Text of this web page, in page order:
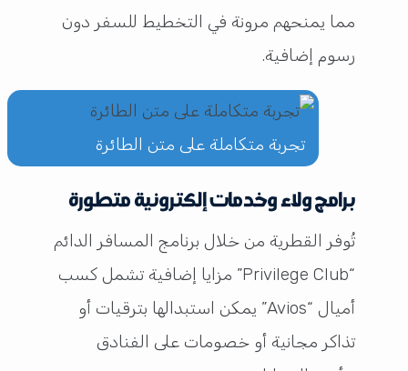
مما يمنحهم مرونة في التخطيط للسفر دون
رسوم إضافية.
تجربة متكاملة على متن الطائرة
برامج ولاء وخدمات إلكترونية متطورة
تُوفر القطرية من خلال برنامج المسافر الدائم
“Privilege Club” مزايا إضافية تشمل كسب
أميال “Avios” يمكن استبدالها بترقيات أو
تذاكر مجانية أو خصومات على الفنادق